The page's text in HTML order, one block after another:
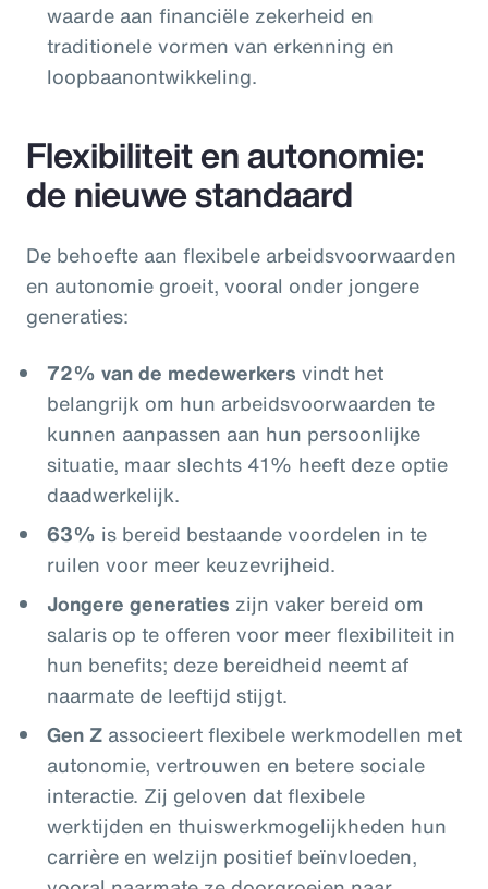
waarde aan financiële zekerheid en
traditionele vormen van erkenning en
loopbaanontwikkeling.
Flexibiliteit en autonomie:
de nieuwe standaard
De behoefte aan flexibele arbeidsvoorwaarden
en autonomie groeit, vooral onder jongere
generaties:
72% van de medewerkers vindt het
belangrijk om hun arbeidsvoorwaarden te
kunnen aanpassen aan hun persoonlijke
situatie, maar slechts 41% heeft deze optie
daadwerkelijk.
63% is bereid bestaande voordelen in te
ruilen voor meer keuzevrijheid.
Jongere generaties zijn vaker bereid om
salaris op te offeren voor meer flexibiliteit in
hun benefits; deze bereidheid neemt af
naarmate de leeftijd stijgt.
Gen Zassocieert flexibele werkmodellen met
autonomie, vertrouwen en betere sociale
interactie. Zij geloven dat flexibele
werktijden en thuiswerkmogelijkheden hun
carrière en welzijn positief beïnvloeden,